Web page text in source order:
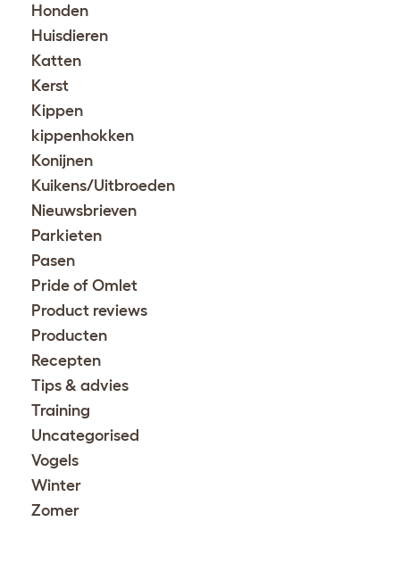
Honden
Huisdieren
Katten
Kerst
Kippen
kippenhokken
Konijnen
Kuikens/Uitbroeden
Nieuwsbrieven
Parkieten
Pasen
Pride of Omlet
Product reviews
Producten
Recepten
Tips & advies
Training
Uncategorised
Vogels
Winter
Zomer